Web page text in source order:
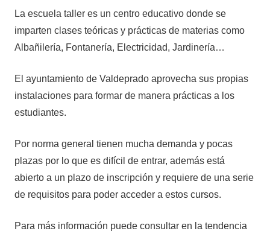
La escuela taller es un centro educativo donde se
imparten clases teóricas y prácticas de materias como
Albañilería, Fontanería, Electricidad, Jardinería…
El ayuntamiento de Valdeprado aprovecha sus propias
instalaciones para formar de manera prácticas a los
estudiantes.
Por norma general tienen mucha demanda y pocas
plazas por lo que es difícil de entrar, además está
abierto a un plazo de inscripción y requiere de una serie
de requisitos para poder acceder a estos cursos.
Para más información puede consultar en la tendencia